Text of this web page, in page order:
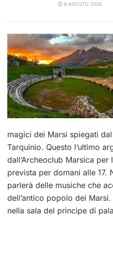
8 AGOSTO 2026
magici dei Marsi spiegati
Tarquinio. Questo l’ultimo
dall’Archeoclub Marsica
prevista per domani alle 17.
parlerà delle musiche che
dell’antico popolo dei
nella sala del principe di